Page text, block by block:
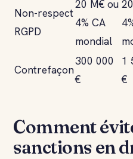
Non-respect
RGPD
20 M€ ou
4% CA
mondial
Contrefaçon
300 000
€
1
€
Comment
sanctions en